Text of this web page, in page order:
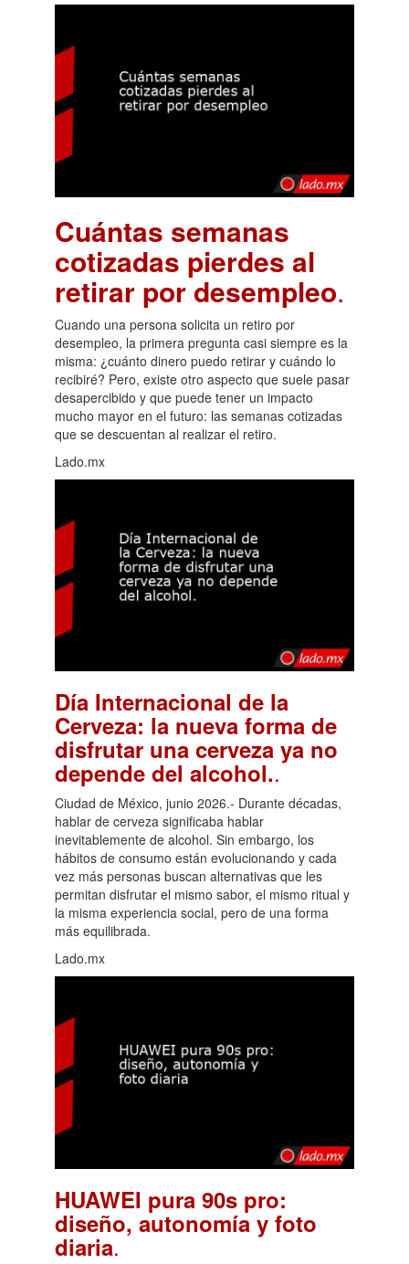
Cuántas semanas
cotizadas pierdes al
retirar por desempleo.
Cuando una persona solicita un retiro por
desempleo, la primera pregunta casi siempre es la
misma: ¿cuánto dinero puedo retirar y cuándo lo
recibiré? Pero, existe otro aspecto que suele pasar
desapercibido y que puede tener un impacto
mucho mayor en el futuro: las semanas cotizadas
que se descuentan al realizar el retiro.
Lado.mx
Día Internacional de la
Cerveza: la nueva forma de
disfrutar una cerveza ya no
depende del alcohol..
Ciudad de México, junio 2026.- Durante décadas,
hablar de cerveza significaba hablar
inevitablemente de alcohol. Sin embargo, los
hábitos de consumo están evolucionando y cada
vez más personas buscan alternativas que les
permitan disfrutar el mismo sabor, el mismo ritual y
la misma experiencia social, pero de una forma
más equilibrada.
Lado.mx
HUAWEI pura 90s pro:
diseño, autonomía y foto
diaria.